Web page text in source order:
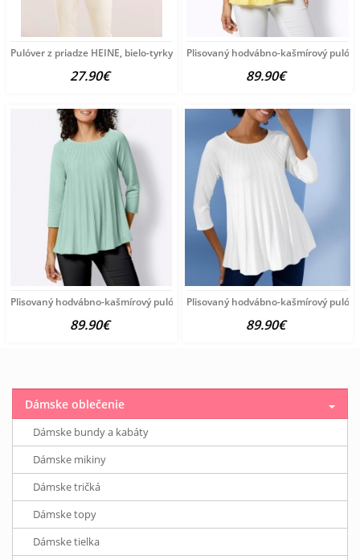
Pulóver z priadze HEINE, bielo-tyrkysový
27.90€
Plisovaný hodvábno-kašmírový
89.90€
Plisovaný hodvábno-kašmírový pulóver vzhľadom Création
89.90€
Plisovaný hodvábno-kašmírový
89.90€
Dámske oblečenie
Dámske bundy a kabáty
Dámske mikiny
Dámske tričká
Dámske topy
Dámske tielka